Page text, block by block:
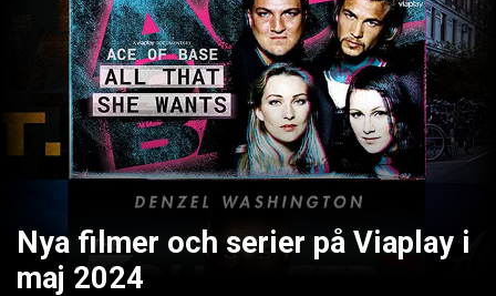
Nya filmer och serier på Viaplay i
maj 2024